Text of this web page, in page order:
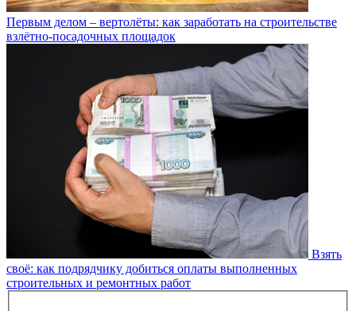
Первым делом – вертолёты: как заработать на строительстве
взлётно-посадочных площадок
Взять
своё: как подрядчику добиться оплаты выполненных
строительных и ремонтных работ